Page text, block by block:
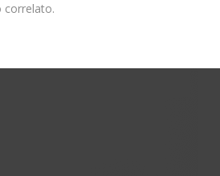
correlato.